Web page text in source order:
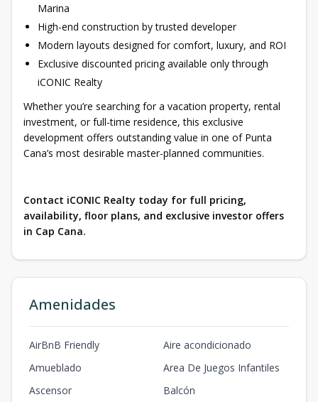
Marina
High-end construction by trusted developer
Modern layouts designed for comfort, luxury, and ROI
Exclusive discounted pricing available only through
iCONIC Realty
Whether you’re searching for a vacation property, rental
investment, or full-time residence, this exclusive
development offers outstanding value in one of Punta
Cana’s most desirable master-planned communities.
Contact iCONIC Realty today for full pricing,
availability, floor plans, and exclusive investor offers
in Cap Cana.
Amenidades
AirBnB Friendly
Aire acondicionado
Amueblado
Area De Juegos Infantiles
Ascensor
Balcón